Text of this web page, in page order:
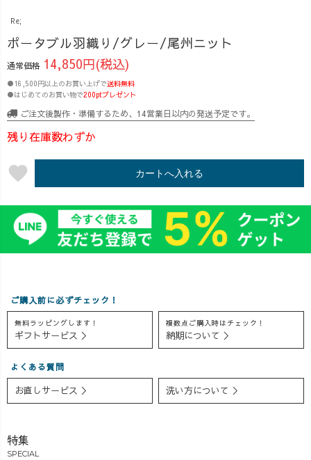
Re;
ポータブル羽織り/グレー/尾州ニット
通常価格 14,850円(税込)
●16,500円以上のお買い上げで送料無料
●はじめてのお買い物で200ptプレゼント
ご注文後製作・準備するため、14営業日以内の発送予定です。
残り在庫数わずか
favorite カートへ入れる
ご購入前に必ずチェック！
無料ラッピングします！
ギフトサービス ＞
複数点ご購入時はチェック！
納期について ＞
よくある質問
お直しサービス ＞ 洗い方について ＞
特集
SPECIAL